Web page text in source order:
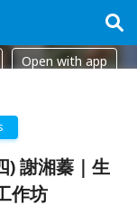
Open with app
) 謝湘蓁｜生
作坊